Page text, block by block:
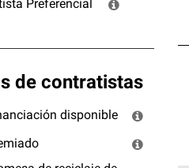
Preferencial
de contratistas
disponible